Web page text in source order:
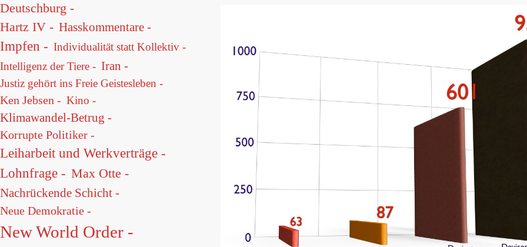
Deutschburg -
Hartz IV - Hasskommentare -
Impfen - Individualität statt Kollektiv -
Intelligenz der Tiere - Iran -
Justiz gehört ins Freie Geistesleben -
Ken Jebsen - Kino -
Klimawandel-Betrug -
Korrupte Politiker -
Leiharbeit und Werkverträge -
Lohnfrage - Max Otte -
Nachrückende Schicht -
Neue Demokratie -
New World Order -